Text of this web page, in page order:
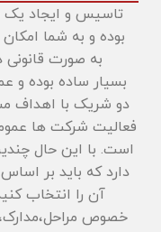
تاسیس و ایجاد
بوده و به شما
به صورت
بسیار ساده بوده و
دو شریک با اهداف
فعالیت شرکت ها
است. با این حال
دارد که باید بر
آن را انتخاب
خصوص